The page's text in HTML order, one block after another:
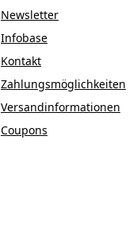
Newsletter
Infobase
Kontakt
Zahlungsmöglichkeiten
Versandinformationen
Coupons